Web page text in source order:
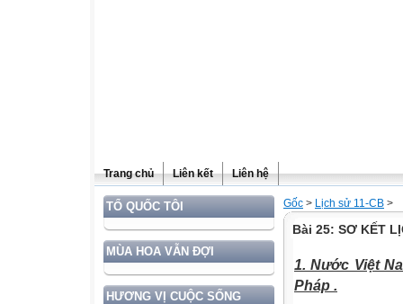
Trang chủ Liên kết Liên hệ
TỔ QUỐC TÔI
MÙA HOA VẪN ĐỢI
HƯƠNG VỊ CUỘC SỐNG
Gốc > Lịch sử 11-CB >
Bài 25: SƠ KẾT
1. Nước Việt
Pháp .